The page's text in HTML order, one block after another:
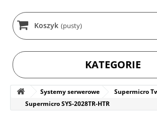
Koszyk (pusty)
KATEGORIE
Systemy serwerowe Supermicro
Supermicro SYS-2028TR-HTR